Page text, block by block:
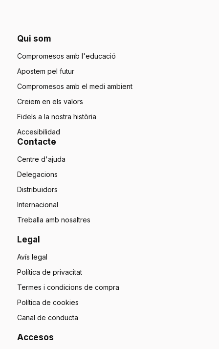
Qui som
Compromesos amb l'educació
Apostem pel futur
Compromesos amb el medi ambient
Creiem en els valors
Fidels a la nostra història
Accesibilidad
Contacte
Centre d'ajuda
Delegacions
Distribuïdors
Internacional
Treballa amb nosaltres
Legal
Avís legal
Política de privacitat
Termes i condicions de compra
Política de cookies
Canal de conducta
Accesos